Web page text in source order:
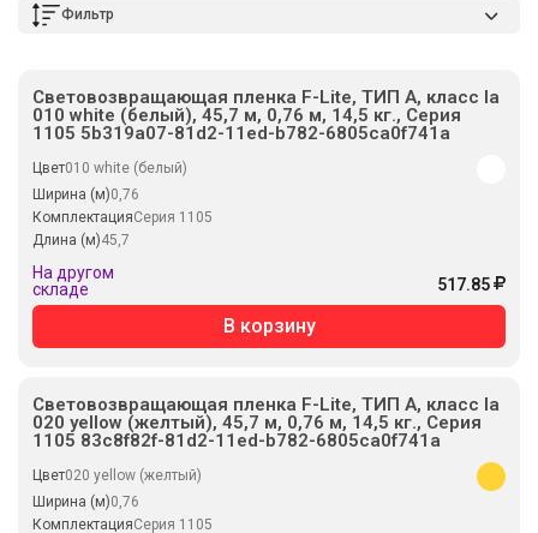
Фильтр
Световозвращающая пленка F-Lite, ТИП А, класс Ia
010 white (белый), 45,7 м, 0,76 м, 14,5 кг., Серия
1105 5b319a07-81d2-11ed-b782-6805ca0f741a
Цвет010 white (белый)
Ширина (м)0,76
КомплектацияСерия 1105
Длина (м)45,7
На другом
складе
517.85
В корзину
Световозвращающая пленка F-Lite, ТИП А, класс Ia
020 yellow (желтый), 45,7 м, 0,76 м, 14,5 кг., Серия
1105 83c8f82f-81d2-11ed-b782-6805ca0f741a
Цвет020 yellow (желтый)
Ширина (м)0,76
КомплектацияСерия 1105